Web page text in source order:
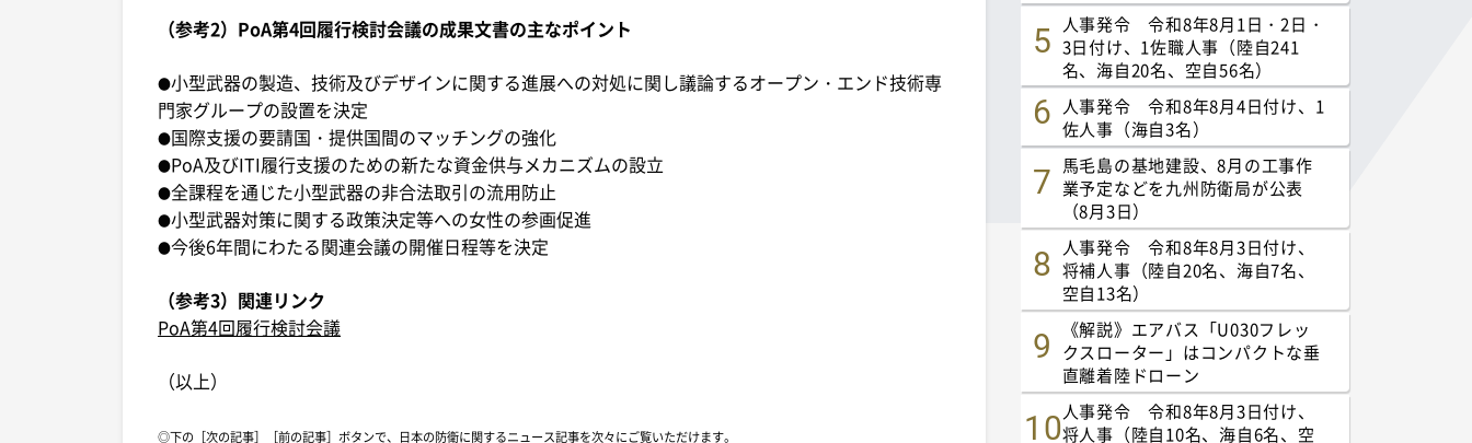
（参考2）PoA第4回履行検討会議の成果文書の主なポイント
●小型武器の製造、技術及びデザインに関する進展への対処に関し議論するオープン・エンド技術専
門家グループの設置を決定
●国際支援の要請国・提供国間のマッチングの強化
●PoA及びITI履行支援のための新たな資金供与メカニズムの設立
●全課程を通じた小型武器の非合法取引の流用防止
●小型武器対策に関する政策決定等への女性の参画促進
●今後6年間にわたる関連会議の開催日程等を決定
（参考3）関連リンク
PoA第4回履行検討会議
（以上）
◎下の［次の記事］［前の記事］ボタンで、日本の防衛に関するニュース記事を次々にご覧いただけます。
人事発令 令和8年8月1日・2日・
3日付け、1佐職人事（陸自241
名、海自20名、空自56名）
人事発令 令和8年8月4日付け、1
佐人事（海自3名）
馬毛島の基地建設、8月の工事作
業予定などを九州防衛局が公表
（8月3日）
人事発令 令和8年8月3日付け、
将補人事（陸自20名、海自7名、
空自13名）
《解説》エアバス「U030フレッ
クスローター」はコンパクトな垂
直離着陸ドローン
人事発令 令和8年8月3日付け、
将人事（陸自10名、海自6名、空